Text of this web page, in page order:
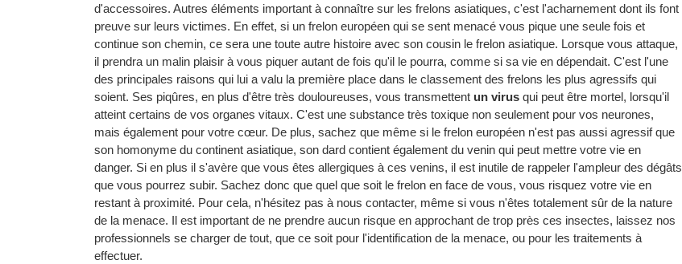
d'accessoires. Autres éléments important à connaître sur les frelons asiatiques, c'est l'acharnement dont ils font
preuve sur leurs victimes. En effet, si un frelon européen qui se sent menacé vous pique une seule fois et
continue son chemin, ce sera une toute autre histoire avec son cousin le frelon asiatique. Lorsque vous attaque,
il prendra un malin plaisir à vous piquer autant de fois qu'il le pourra, comme si sa vie en dépendait. C'est l'une
des principales raisons qui lui a valu la première place dans le classement des frelons les plus agressifs qui
soient. Ses piqûres, en plus d'être très douloureuses, vous transmettent un virus qui peut être mortel, lorsqu'il
atteint certains de vos organes vitaux. C'est une substance très toxique non seulement pour vos neurones,
mais également pour votre cœur. De plus, sachez que même si le frelon européen n'est pas aussi agressif que
son homonyme du continent asiatique, son dard contient également du venin qui peut mettre votre vie en
danger. Si en plus il s'avère que vous êtes allergiques à ces venins, il est inutile de rappeler l'ampleur des dégâts
que vous pourrez subir. Sachez donc que quel que soit le frelon en face de vous, vous risquez votre vie en
restant à proximité. Pour cela, n'hésitez pas à nous contacter, même si vous n'êtes totalement sûr de la nature
de la menace. Il est important de ne prendre aucun risque en approchant de trop près ces insectes, laissez nos
professionnels se charger de tout, que ce soit pour l'identification de la menace, ou pour les traitements à
effectuer.